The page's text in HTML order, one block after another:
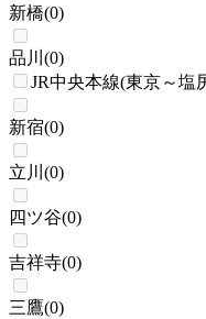
新橋(0)
品川 (0)
JR中央本線(東京～塩
新宿(0)
立川 (0)
四ツ谷(0)
吉祥寺(0)
三鷹(0)